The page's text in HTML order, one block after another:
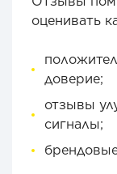
оценивать
доверие;
отзывы
сигналы;